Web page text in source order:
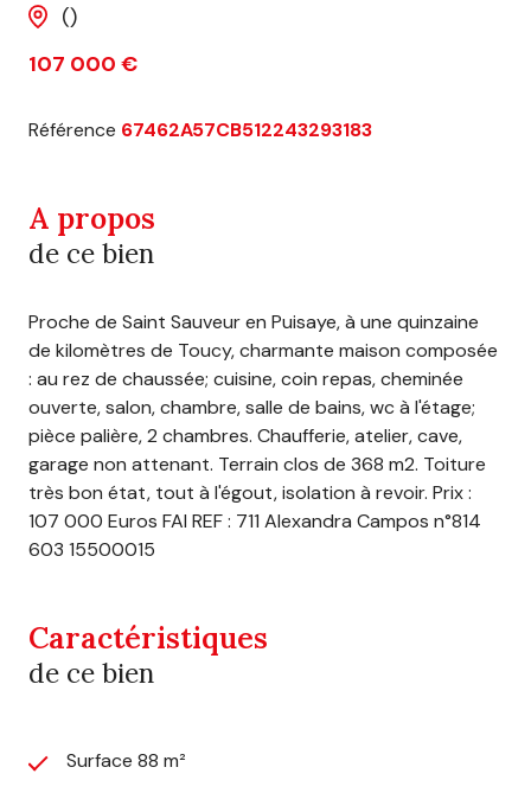
()
107 000 €
Référence 67462A57CB512243293183
A propos
de ce bien
Proche de Saint Sauveur en Puisaye, à une quinzaine
de kilomètres de Toucy, charmante maison composée
: au rez de chaussée; cuisine, coin repas, cheminée
ouverte, salon, chambre, salle de bains, wc à l'étage;
pièce palière, 2 chambres. Chaufferie, atelier, cave,
garage non attenant. Terrain clos de 368 m2. Toiture
très bon état, tout à l'égout, isolation à revoir. Prix :
107 000 Euros FAI REF : 711 Alexandra Campos n°814
603 15500015
Caractéristiques
de ce bien
Surface 88 m²